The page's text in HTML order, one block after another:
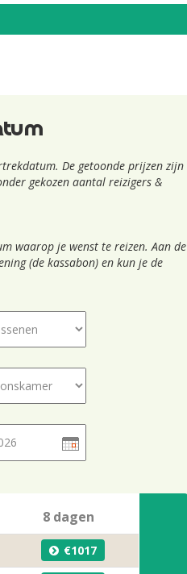
De getoonde prijzen zijn
gekozen aantal reizigers &
waarop je wenst te reizen. Aan de
(de kassabon) en kun je de
8 dagen
1017